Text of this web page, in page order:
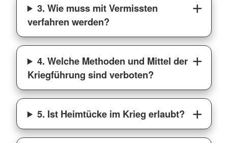
3. Wie muss mit Vermissten
verfahren werden?
4. Welche Methoden und Mittel der
Kriegführung sind verboten?
5. Ist Heimtücke im Krieg erlaubt?